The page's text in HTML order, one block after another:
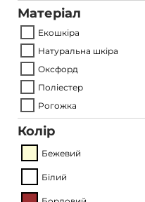
Матеріал
Екошкіра
Натуральна шкіра
Оксфорд
Поліестер
Рогожка
Колір
Бежевий
Білий